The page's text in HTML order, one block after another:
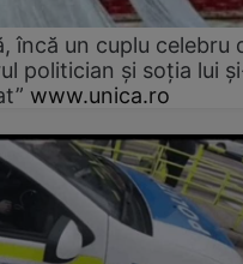
încă un cuplu celebru
politician și soția lui
www.unica.ro